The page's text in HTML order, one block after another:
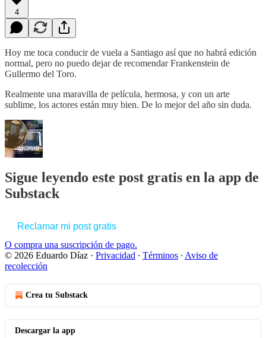
4
Hoy me toca conducir de vuela a Santiago así que no habrá edición
normal, pero no puedo dejar de recomendar Frankenstein de
Gullermo del Toro.
Realmente una maravilla de película, hermosa, y con un arte
sublime, los actores están muy bien. De lo mejor del año sin duda.
Sigue leyendo este post gratis en la app de
Substack
Reclamar mi post gratis
O compra una suscripción de pago.
© 2026 Eduardo Díaz · Privacidad ∙ Términos ∙ Aviso de
recolección
Crea tu Substack
Descargar la app